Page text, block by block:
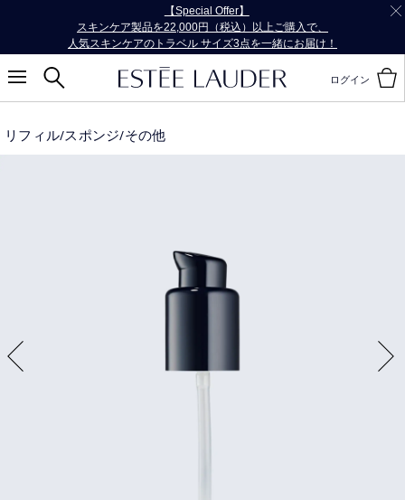
【Special Offer】
スキンケア製品を22,000円（税込）以上ご購入で、
人気スキンケアのトラベル サイズ3点を一緒にお届け！
ログイン
リフィル/スポンジ/その他